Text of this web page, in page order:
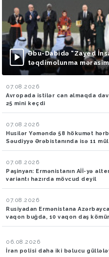
Əbu-Dabidə “Zayed
təqdimolunma
07.08.2026
Avropada istilər can almaqda
25 mini keçdi
07.08.2026
Husilər Yəməndə 58 hökumət
Səudiyyə Ərəbistanında isə 11
07.08.2026
Paşinyan: Ermənistanın Aİİ-yə alternativ olaraq Aİ üzvlüyü
variantı hazırda mövcud deyil
07.08.2026
Rusiyadan Ermənistana
vaqon buğda, 10 vaqon daş
06.08.2026
İran polisi daha iki bəlucu